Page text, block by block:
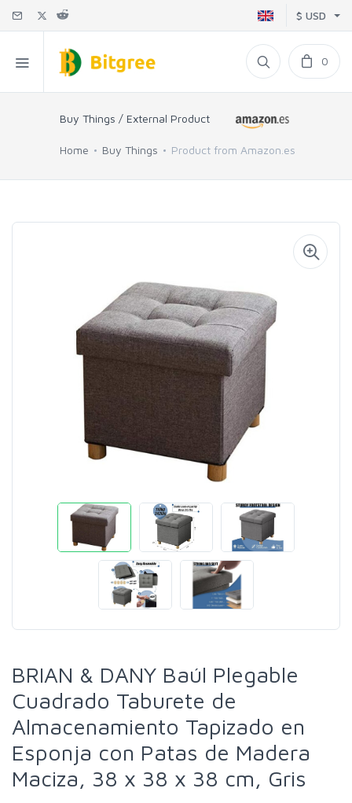
$ USD
0
Buy Things / External Product
Home Buy Things Product from Amazon.es
BRIAN & DANY Baúl Plegable
Cuadrado Taburete de
Almacenamiento Tapizado en
Esponja con Patas de Madera
Maciza, 38 x 38 x 38 cm, Gris